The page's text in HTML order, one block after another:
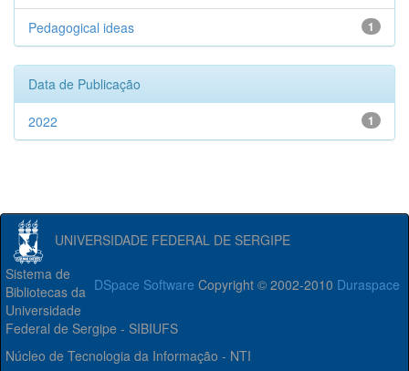
1
Pedagogical ideas
Data de Publicação
1
2022
UNIVERSIDADE FEDERAL DE SERGIPE
DSpace Software Copyright © 2002-2010 Duraspace
Sistema de
Bibliotecas da
Universidade
Federal de Sergipe - SIBIUFS
Núcleo de Tecnologia da Informação - NTI